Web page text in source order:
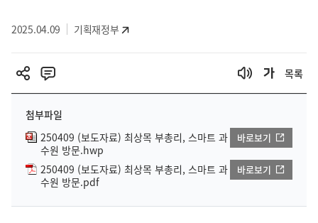
2025.04.09 기획재정부
목록
첨부파일
250409 (보도자료) 최상목 부총리, 스마트 과
수원 방문.hwp
바로보기
250409 (보도자료) 최상목 부총리, 스마트 과
수원 방문.pdf
바로보기